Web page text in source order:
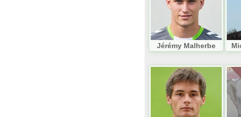
Jérémy Malherbe